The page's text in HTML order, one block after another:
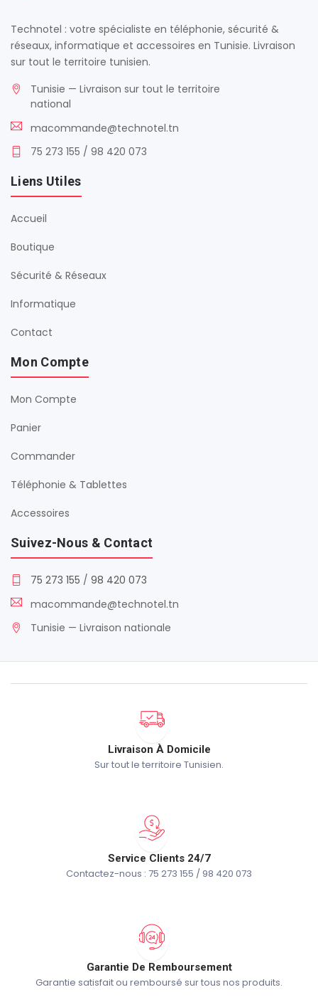
Technotel : votre spécialiste en téléphonie, sécurité &
réseaux, informatique et accessoires en Tunisie. Livraison
sur tout le territoire tunisien.
Tunisie — Livraison sur tout le territoire
national
macommande@technotel.tn
75 273 155 / 98 420 073
Liens Utiles
Accueil
Boutique
Sécurité & Réseaux
Informatique
Contact
Mon Compte
Mon Compte
Panier
Commander
Téléphonie & Tablettes
Accessoires
Suivez-Nous & Contact
75 273 155 / 98 420 073
macommande@technotel.tn
Tunisie — Livraison nationale
Livraison À Domicile
Sur tout le territoire Tunisien.
Service Clients 24/7
Contactez-nous : 75 273 155 / 98 420 073
Garantie De Remboursement
Garantie satisfait ou remboursé sur tous nos produits.